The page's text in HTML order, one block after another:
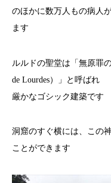
のほかに数万人もの病人
ます
ルルドの聖堂は「無原罪
de Lourdes）」と呼ばれ
厳かなゴシック建築です
洞窟のすぐ横には、この
ことができます